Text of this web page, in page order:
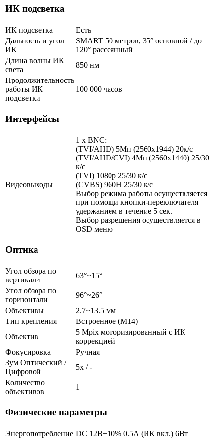
ИК подсветка
ИК подсветка
Есть
Дальность и угол
ИК
SMART 50 метров, 35° основной / до
120° рассеянный
Длина волны ИК
света
850 нм
Продолжительность
работы ИК
подсветки
100 000 часов
Интерфейсы
Видеовыходы
1 x BNC:
(TVI/AHD) 5Мп (2560x1944) 20к/с
(TVI/AHD/CVI) 4Мп (2560x1440) 25/30
к/с
(TVI) 1080p 25/30 к/с
(CVBS) 960H 25/30 к/с
Выбор режима работы осуществляется
при помощи кнопки-переключателя
удержанием в течение 5 сек.
Выбор разрешения осуществляется в
OSD меню
Оптика
Угол обзора по
вертикали
63°~15°
Угол обзора по
горизонтали
96°~26°
Объективы
2.7~13.5 мм
Тип крепления
Встроенное (М14)
Объектив
5 Mpix моторизированный c ИК
коррекцией
Фокусировка
Ручная
Зум Оптический /
Цифровой
5х / -
Количество
объективов
1
Физические параметры
Энергопотребление DC 12В±10% 0.5А (ИК вкл.) 6Вт